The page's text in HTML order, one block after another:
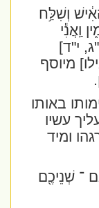
וְשִׁלַּ֥ח
י"ד]
מיוסף
באותו
עשיו
ומיד
שְׁנֵיכֶ֖ם